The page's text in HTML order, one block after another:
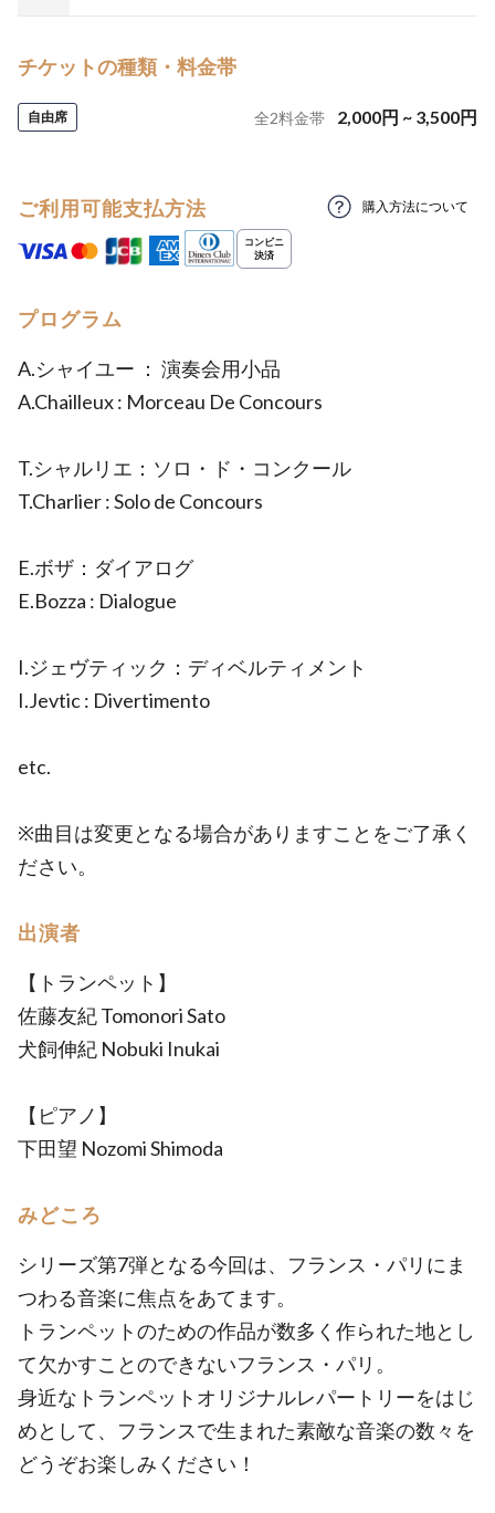
チケットの種類・料金帯
自由席 全2料金帯 2,000円 ~ 3,500円
ご利用可能支払方法 購入方法について
プログラム
A.シャイユー ： 演奏会用小品
A.Chailleux : Morceau De Concours
T.シャルリエ：ソロ・ド・コンクール
T.Charlier : Solo de Concours
E.ボザ：ダイアログ
E.Bozza : Dialogue
I.ジェヴティック：ディベルティメント
I.Jevtic : Divertimento
etc.
※曲目は変更となる場合がありますことをご了承く
ださい。
出演者
【トランペット】
佐藤友紀 Tomonori Sato
犬飼伸紀 Nobuki Inukai
【ピアノ】
下田望 Nozomi Shimoda
みどころ
シリーズ第7弾となる今回は、フランス・パリにま
つわる音楽に焦点をあてます。
トランペットのための作品が数多く作られた地とし
て欠かすことのできないフランス・パリ。
身近なトランペットオリジナルレパートリーをはじ
めとして、フランスで生まれた素敵な音楽の数々を
どうぞお楽しみください！